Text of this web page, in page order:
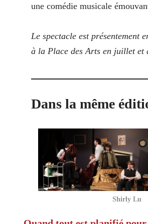
une comédie musicale
Le spectacle est présentement
à la Place des Arts en juillet et
Dans la même
Shirly Lu